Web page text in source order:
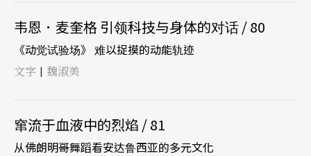
韦恩．麦奎格 引领科技与身体的对话 / 80
《动觉试验场》 难以捉摸的动能轨迹
文字 | 魏淑美
窜流于血液中的烈焰 / 81
从佛朗明哥舞蹈看安达鲁西亚的多元文化